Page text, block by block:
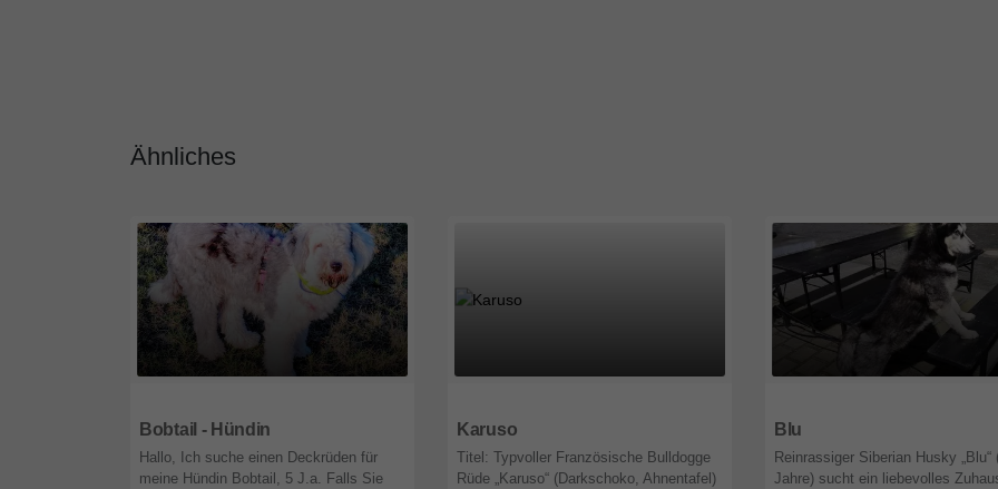
Ähnliches
Bobtail - Hündin
Hallo, Ich suche einen Deckrüden für
meine Hündin Bobtail, 5 J.a. Falls Sie
Karuso
Titel: Typvoller Französische Bulldogge
Rüde „Karuso“ (Darkschoko, Ahnentafel)
Blu
Reinrassiger Siberian Husky „Blu“
Jahre) sucht ein liebevolles